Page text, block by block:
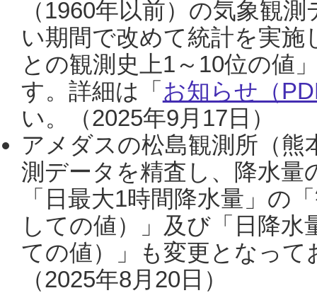
（1960年以前）の気象観
い期間で改めて統計を実
との観測史上1～10位の値
す。詳細は「 お知らせ（
い。（2025年9月17日）
アメダスの松島観測所（熊
測データを精査し、降水
「日最大1時間降水量」の
しての値）」及び「日降
ての値）」も変更となっ
（2025年8月20日）